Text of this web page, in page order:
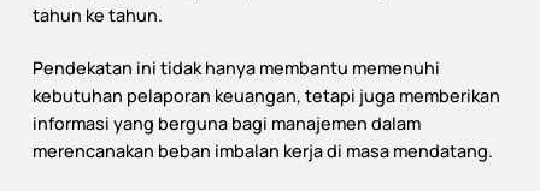
tahun ke tahun.
Pendekatan ini tidak hanya membantu memenuhi
kebutuhan pelaporan keuangan, tetapi juga memberikan
informasi yang berguna bagi manajemen dalam
merencanakan beban imbalan kerja di masa mendatang.